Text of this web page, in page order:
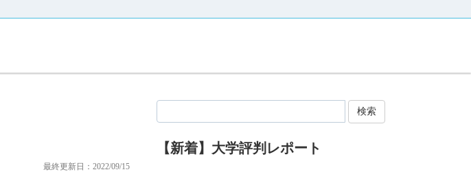
最終更新日：2022/09/15
検索
【新着】大学評判レポート